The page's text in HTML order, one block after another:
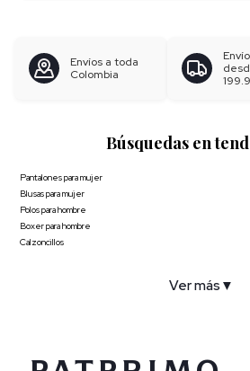
Envíos a toda
Colombia
Búsquedas en
Pantalones para mujer
Blusas para mujer
Polos para hombre
Boxer para hombre
Calzoncillos
Ver más ▼